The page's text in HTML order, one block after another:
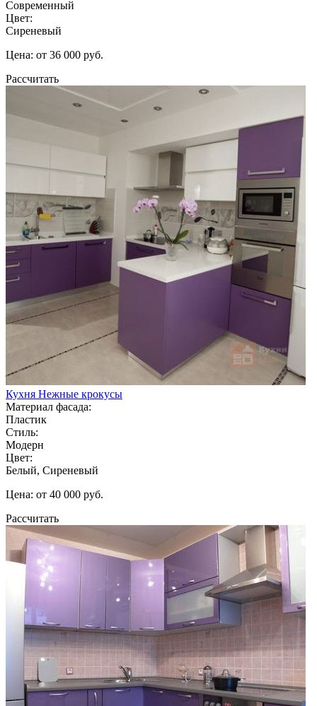
Современный
Цвет:
Сиреневый
Цена: от 36 000 руб.
Рассчитать
Кухня Нежные крокусы
Материал фасада:
Пластик
Стиль:
Модерн
Цвет:
Белый, Сиреневый
Цена: от 40 000 руб.
Рассчитать